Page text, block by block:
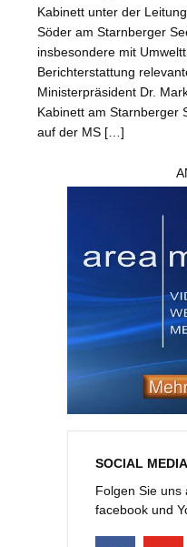
Kabinett unter der
Söder am Starnberger
insbesondere mit
Berichterstattung
Ministerpräsident Dr.
Kabinett am Starnberger
auf der MS […]
SOCIAL MEDIA
Folgen Sie uns
facebook und